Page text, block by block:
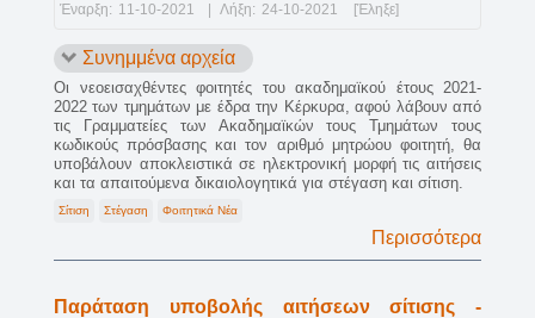
Έναρξη: 11-10-2021 Λήξη: 24-10-2021 [Έληξε]
Συνημμένα αρχεία
Οι νεοεισαχθέντες φοιτητές του ακαδημαϊκού έτους 2021-
2022 των τμημάτων με έδρα την Κέρκυρα, αφού λάβουν από
τις Γραμματείες των Ακαδημαϊκών τους Τμημάτων τους
κωδικούς πρόσβασης και τον αριθμό μητρώου φοιτητή, θα
υποβάλουν αποκλειστικά σε ηλεκτρονική μορφή τις αιτήσεις
και τα απαιτούμενα δικαιολογητικά για στέγαση και σίτιση.
Σίτιση Στέγαση Φοιτητικά Νέα
Περισσότερα
Παράταση υποβολής αιτήσεων σίτισης -